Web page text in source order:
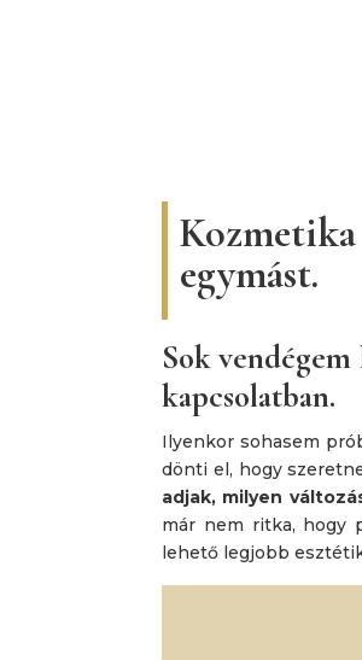
egymást.
Sok
kapcsolatban.
Ilyenkor sohasem
dönti el, hogy
adjak, milyen
már nem ritka, hogy
lehető legjobb